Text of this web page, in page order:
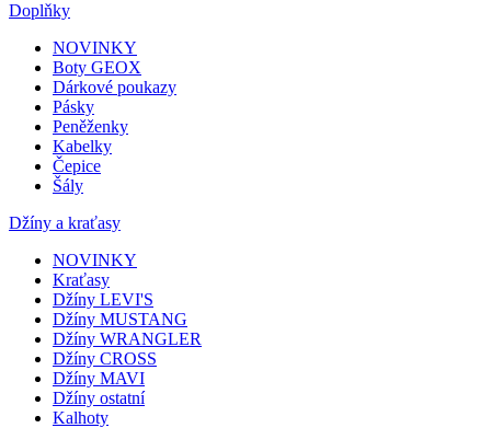
Doplňky
NOVINKY
Boty GEOX
Dárkové poukazy
Pásky
Peněženky
Kabelky
Čepice
Šály
Džíny a kraťasy
NOVINKY
Kraťasy
Džíny LEVI'S
Džíny MUSTANG
Džíny WRANGLER
Džíny CROSS
Džíny MAVI
Džíny ostatní
Kalhoty